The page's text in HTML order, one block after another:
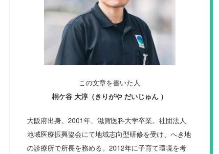
この文章を書いた人
桐ケ谷 大淳（きりがや だいじゅん ）
大阪府出身。2001年、滋賀医科大学卒業。社団法人
地域医療振興協会にて地域志向型研修を受け、へき地
の診療所で所長を務める。2012年に子育て環境を考